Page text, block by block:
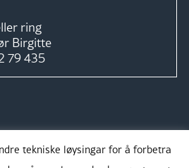
ring
Birgitte
79 435
tekniske løysingar for å forbetra